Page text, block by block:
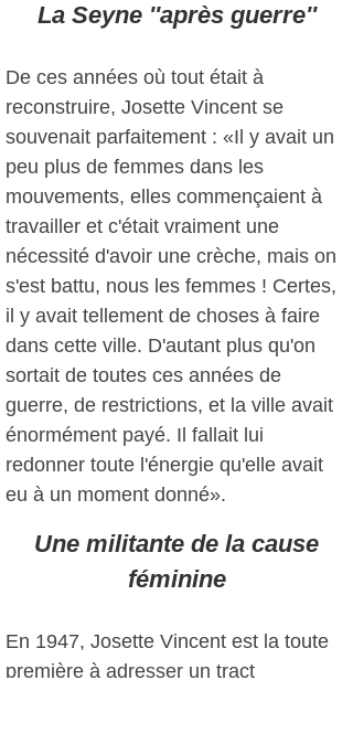
La Seyne ''après guerre''
De ces années où tout était à
reconstruire, Josette Vincent se
souvenait parfaitement : «Il y avait un
peu plus de femmes dans les
mouvements, elles commençaient à
travailler et c'était vraiment une
nécessité d'avoir une crèche, mais on
s'est battu, nous les femmes ! Certes,
il y avait tellement de choses à faire
dans cette ville. D'autant plus qu'on
sortait de toutes ces années de
guerre, de restrictions, et la ville avait
énormément payé. Il fallait lui
redonner toute l'énergie qu'elle avait
eu à un moment donné».
Une militante de la cause
féminine
En 1947, Josette Vincent est la toute
première à adresser un tract